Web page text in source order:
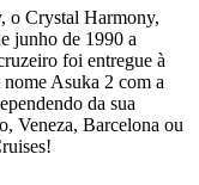
o Crystal Harmony,
junho de 1990 a
foi entregue à
nome Asuka 2 com a
da sua
Veneza, Barcelona ou